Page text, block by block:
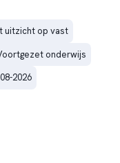
uitzicht op vast
onderwijs
2026